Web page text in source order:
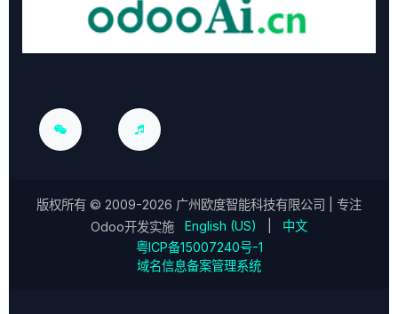
版权所有 © 2009-2026 广州欧度智能科技有限公司
| 专注
Odoo开发实施
English (US)
中文
粤ICP备15007240号-1
域名信息备案管理系统